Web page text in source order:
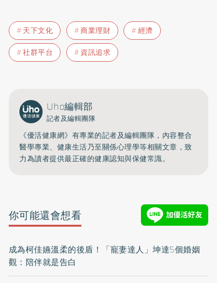
天下文化 商業理財
經濟
社群平台
資訊追求
Uho編輯部
記者及編輯團隊
《優活健康網》有專業的記者及編輯團隊，內容整合
醫學專業、健康生活乃至關係心理學等相關文章，致
力為讀者提供最正確的健康認知與保健常識。
你可能還會想看
成為柯佳嬿溫柔的後盾！「寵妻達人」坤達5個婚姻
觀：陪伴就是告白